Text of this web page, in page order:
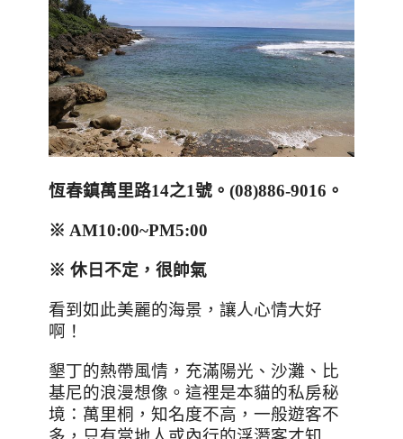
恆春鎮萬里路14之1號。 (08)886-9016 。
※ AM10:00~PM5:00
※ 休日不定，很帥氣
看到如此美麗的海景，讓人心情大好
啊！
墾丁的熱帶風情，充滿陽光、沙灘、比
基尼的浪漫想像。 這裡是本貓的私房秘
境：萬里桐，知名度不高，一般遊客不